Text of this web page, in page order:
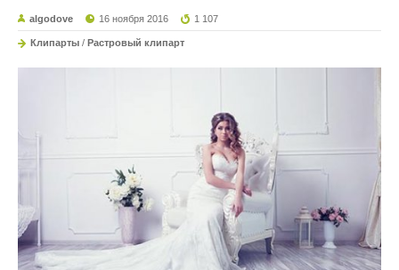
algodove 16 ноября 2016 1 107
Клипарты / Растровый клипарт